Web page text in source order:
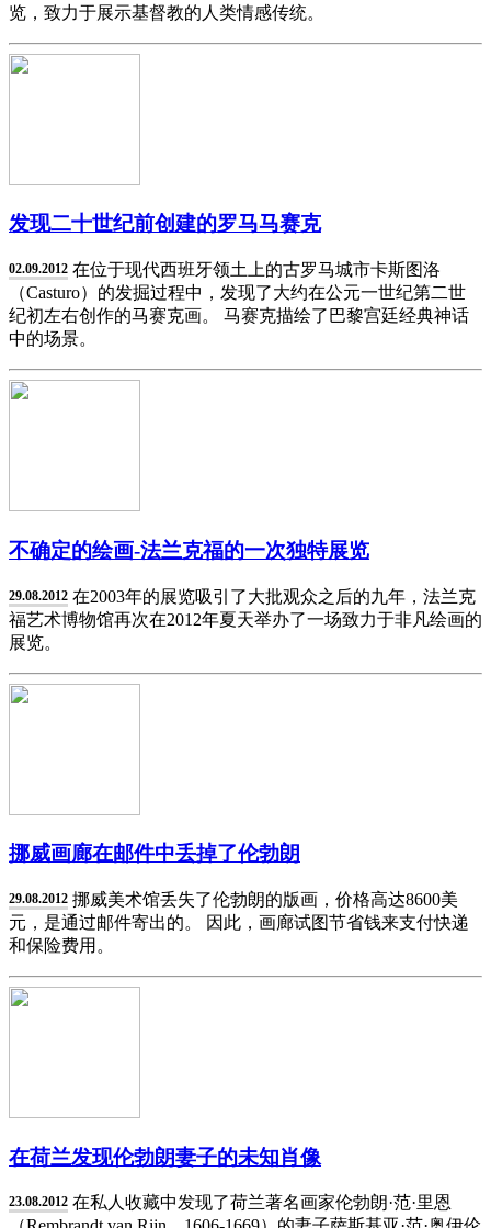
览，致力于展示基督教的人类情感传统。
发现二十世纪前创建的罗马马赛克
02.09.2012 在位于现代西班牙领土上的古罗马城市卡斯图洛
（Casturo）的发掘过程中，发现了大约在公元一世纪第二世
纪初左右创作的马赛克画。 马赛克描绘了巴黎宫廷经典神话
中的场景。
不确定的绘画-法兰克福的一次独特展览
29.08.2012 在2003年的展览吸引了大批观众之后的九年，法兰克
福艺术博物馆再次在2012年夏天举办了一场致力于非凡绘画的
展览。
挪威画廊在邮件中丢掉了伦勃朗
29.08.2012 挪威美术馆丢失了伦勃朗的版画，价格高达8600美
元，是通过邮件寄出的。 因此，画廊试图节省钱来支付快递
和保险费用。
在荷兰发现伦勃朗妻子的未知肖像
23.08.2012 在私人收藏中发现了荷兰著名画家伦勃朗·范·里恩